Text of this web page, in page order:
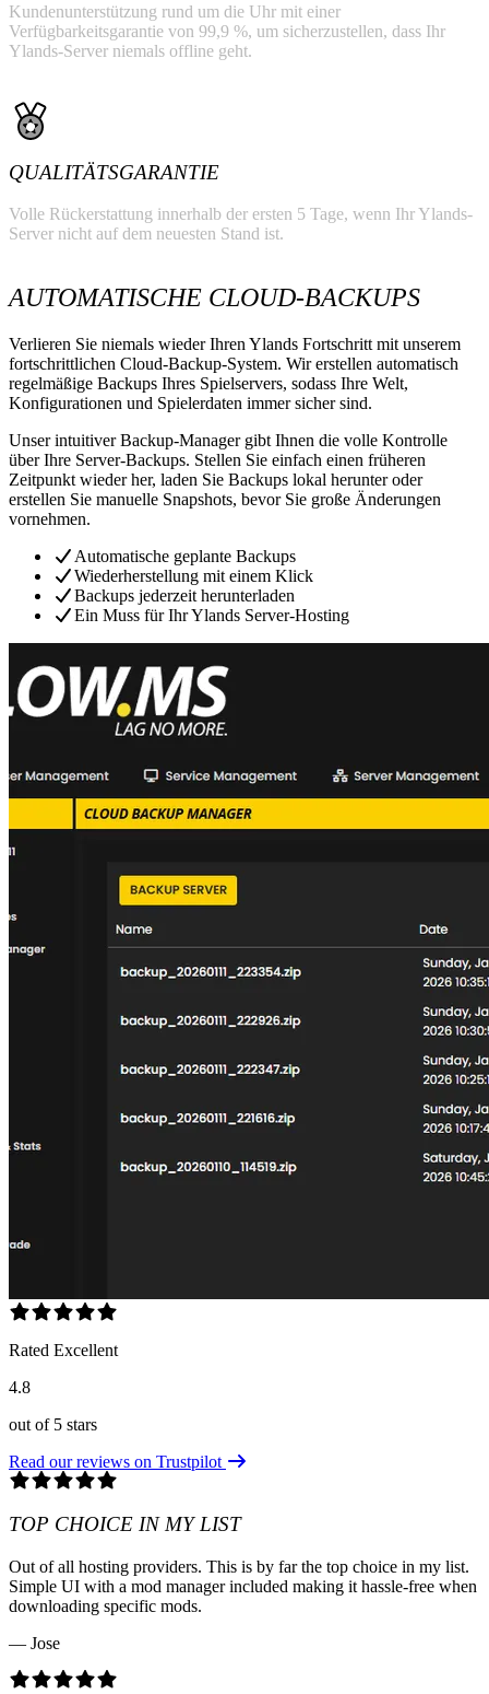
Kundenunterstützung rund um die Uhr mit einer
Verfügbarkeitsgarantie von 99,9 %, um sicherzustellen, dass Ihr
Ylands-Server niemals offline geht.
QUALITÄTSGARANTIE
Volle Rückerstattung innerhalb der ersten 5 Tage, wenn Ihr Ylands-
Server nicht auf dem neuesten Stand ist.
AUTOMATISCHE CLOUD-BACKUPS
Verlieren Sie niemals wieder Ihren Ylands Fortschritt mit unserem
fortschrittlichen Cloud-Backup-System. Wir erstellen automatisch
regelmäßige Backups Ihres Spielservers, sodass Ihre Welt,
Konfigurationen und Spielerdaten immer sicher sind.
Unser intuitiver Backup-Manager gibt Ihnen die volle Kontrolle
über Ihre Server-Backups. Stellen Sie einfach einen früheren
Zeitpunkt wieder her, laden Sie Backups lokal herunter oder
erstellen Sie manuelle Snapshots, bevor Sie große Änderungen
vornehmen.
Automatische geplante Backups
Wiederherstellung mit einem Klick
Backups jederzeit herunterladen
Ein Muss für Ihr Ylands Server-Hosting
Rated Excellent
4.8
out of 5 stars
Read our reviews on Trustpilot
TOP CHOICE IN MY LIST
Out of all hosting providers. This is by far the top choice in my list.
Simple UI with a mod manager included making it hassle-free when
downloading specific mods.
— Jose